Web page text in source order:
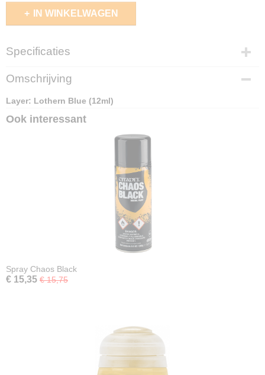
IN WINKELWAGEN
Specificaties
EAN code
5011921186112
Omschrijving
Layer: Lothern Blue (12ml)
Ook interessant
Spray Chaos Black
€ 15,35 € 15,75